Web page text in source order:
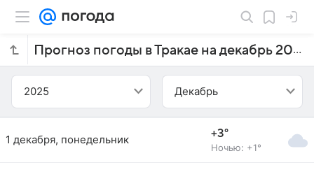
Прогноз погоды в Тракае на декабрь 2025 года
2025 Декабрь
1 декабря, понедельник +3°
Ночью: +1°